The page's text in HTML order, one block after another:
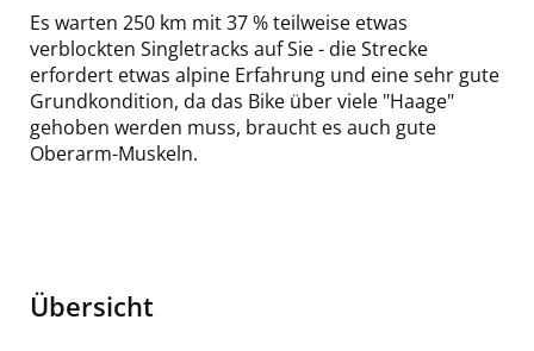
Es warten 250 km mit 37 % teilweise etwas
verblockten Singletracks auf Sie - die Strecke
erfordert etwas alpine Erfahrung und eine sehr gute
Grundkondition, da das Bike über viele "Haage"
gehoben werden muss, braucht es auch gute
Oberarm-Muskeln.
Übersicht